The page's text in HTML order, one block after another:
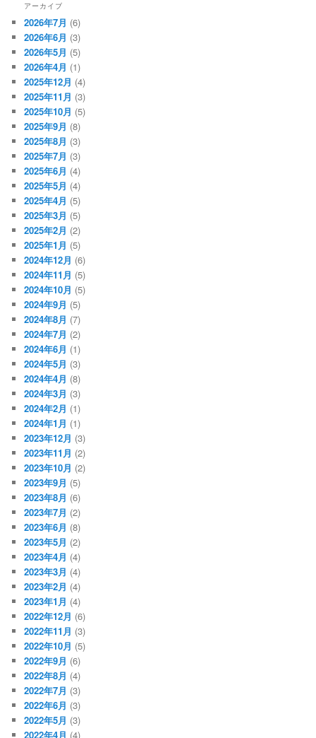
アーカイブ
2026年7月 (6)
2026年6月 (3)
2026年5月 (5)
2026年4月 (1)
2025年12月 (4)
2025年11月 (3)
2025年10月 (5)
2025年9月 (8)
2025年8月 (3)
2025年7月 (3)
2025年6月 (4)
2025年5月 (4)
2025年4月 (5)
2025年3月 (5)
2025年2月 (2)
2025年1月 (5)
2024年12月 (6)
2024年11月 (5)
2024年10月 (5)
2024年9月 (5)
2024年8月 (7)
2024年7月 (2)
2024年6月 (1)
2024年5月 (3)
2024年4月 (8)
2024年3月 (3)
2024年2月 (1)
2024年1月 (1)
2023年12月 (3)
2023年11月 (2)
2023年10月 (2)
2023年9月 (5)
2023年8月 (6)
2023年7月 (2)
2023年6月 (8)
2023年5月 (2)
2023年4月 (4)
2023年3月 (4)
2023年2月 (4)
2023年1月 (4)
2022年12月 (6)
2022年11月 (3)
2022年10月 (5)
2022年9月 (6)
2022年8月 (4)
2022年7月 (3)
2022年6月 (3)
2022年5月 (3)
2022年4月 (4)